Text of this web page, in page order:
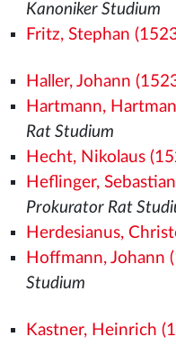
Kanoniker Studium
Fritz, Stephan
Haller, Johann
Hartmann,
Rat Studium
Hecht, Nikolaus
Heflinger, Sebastian
Prokurator Rat
Herdesianus,
Hoffmann, Johann
Studium
Kastner, Heinrich